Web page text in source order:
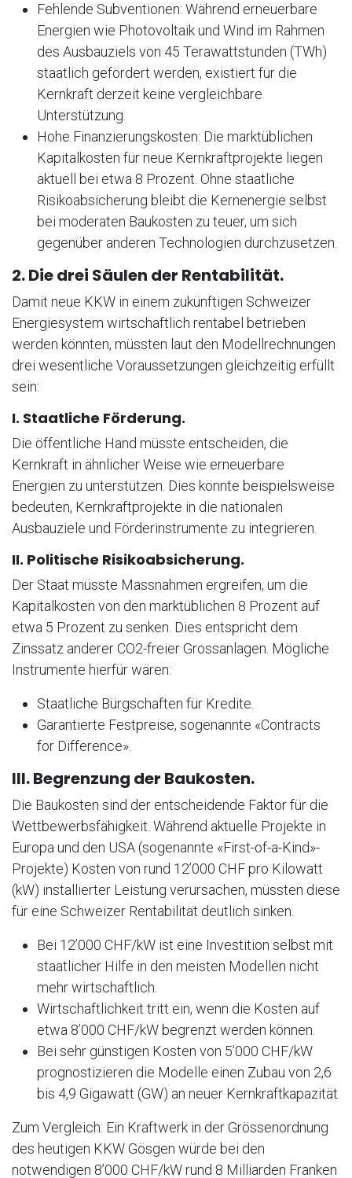
Fehlende Subventionen: Während erneuerbare
Energien wie Photovoltaik und Wind im Rahmen
des Ausbauziels von 45 Terawattstunden (TWh)
staatlich gefördert werden, existiert für die
Kernkraft derzeit keine vergleichbare
Unterstützung.
Hohe Finanzierungskosten: Die marktüblichen
Kapitalkosten für neue Kernkraftprojekte liegen
aktuell bei etwa 8 Prozent. Ohne staatliche
Risikoabsicherung bleibt die Kernenergie selbst
bei moderaten Baukosten zu teuer, um sich
gegenüber anderen Technologien durchzusetzen.
2. Die drei Säulen der Rentabilität.
Damit neue KKW in einem zukünftigen Schweizer
Energiesystem wirtschaftlich rentabel betrieben
werden könnten, müssten laut den Modellrechnungen
drei wesentliche Voraussetzungen gleichzeitig erfüllt
sein:
I. Staatliche Förderung.
Die öffentliche Hand müsste entscheiden, die
Kernkraft in ähnlicher Weise wie erneuerbare
Energien zu unterstützen. Dies könnte beispielsweise
bedeuten, Kernkraftprojekte in die nationalen
Ausbauziele und Förderinstrumente zu integrieren.
II. Politische Risikoabsicherung.
Der Staat müsste Massnahmen ergreifen, um die
Kapitalkosten von den marktüblichen 8 Prozent auf
etwa 5 Prozent zu senken. Dies entspricht dem
Zinssatz anderer CO2-freier Grossanlagen. Mögliche
Instrumente hierfür wären:
Staatliche Bürgschaften für Kredite.
Garantierte Festpreise, sogenannte «Contracts
for Difference».
III. Begrenzung der Baukosten.
Die Baukosten sind der entscheidende Faktor für die
Wettbewerbsfähigkeit. Während aktuelle Projekte in
Europa und den USA (sogenannte «First-of-a-Kind»-
Projekte) Kosten von rund 12’000 CHF pro Kilowatt
(kW) installierter Leistung verursachen, müssten diese
für eine Schweizer Rentabilität deutlich sinken.
Bei 12’000 CHF/kW ist eine Investition selbst mit
staatlicher Hilfe in den meisten Modellen nicht
mehr wirtschaftlich.
Wirtschaftlichkeit tritt ein, wenn die Kosten auf
etwa 8’000 CHF/kW begrenzt werden können.
Bei sehr günstigen Kosten von 5’000 CHF/kW
prognostizieren die Modelle einen Zubau von 2,6
bis 4,9 Gigawatt (GW) an neuer Kernkraftkapazität.
Zum Vergleich: Ein Kraftwerk in der Grössenordnung
des heutigen KKW Gösgen würde bei den
notwendigen 8’000 CHF/kW rund 8 Milliarden Franken